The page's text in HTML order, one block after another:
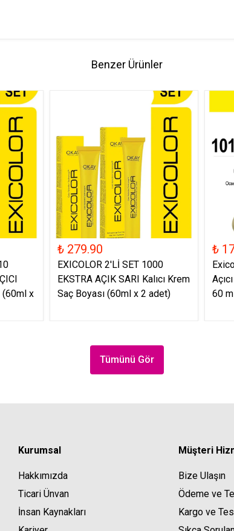
Benzer Ürünler
(60ml x
₺ 279.90
EXICOLOR 2'Lİ SET 1000
EKSTRA AÇIK SARI Kalıcı Krem
Saç Boyası (60ml x 2 adet)
₺
60
Tümünü Gör
Kurumsal
Hakkımızda
Ticari Ünvan
İnsan Kaynakları
Müşteri
Bize Ulaşın
Ödeme ve
Kargo ve